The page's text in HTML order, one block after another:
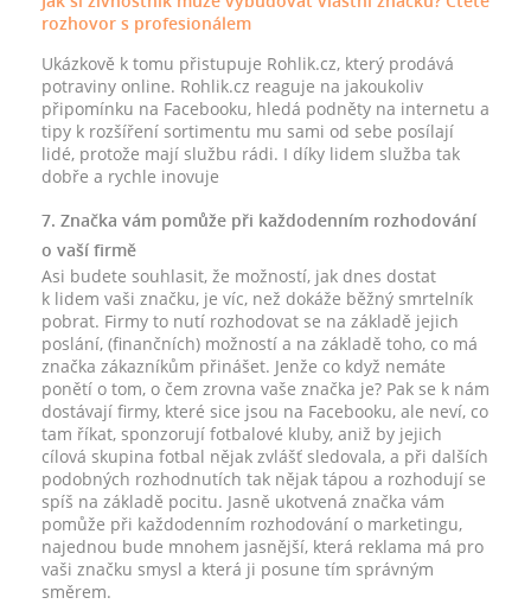
rozhovor s profesionálem
Ukázkově k tomu přistupuje Rohlik.cz, který prodává
potraviny online. Rohlik.cz reaguje na jakoukoliv
připomínku na Facebooku, hledá podněty na internetu a
tipy k rozšíření sortimentu mu sami od sebe posílají
lidé, protože mají službu rádi. I díky lidem služba tak
dobře a rychle inovuje
7. Značka vám pomůže při každodenním rozhodování
o vaší firmě
Asi budete souhlasit, že možností, jak dnes dostat
k lidem vaši značku, je víc, než dokáže běžný smrtelník
pobrat. Firmy to nutí rozhodovat se na základě jejich
poslání, (finančních) možností a na základě toho, co má
značka zákazníkům přinášet. Jenže co když nemáte
ponětí o tom, o čem zrovna vaše značka je? Pak se k nám
dostávají firmy, které sice jsou na Facebooku, ale neví, co
tam říkat, sponzorují fotbalové kluby, aniž by jejich
cílová skupina fotbal nějak zvlášť sledovala, a při dalších
podobných rozhodnutích tak nějak tápou a rozhodují se
spíš na základě pocitu. Jasně ukotvená značka vám
pomůže při každodenním rozhodování o marketingu,
najednou bude mnohem jasnější, která reklama má pro
vaši značku smysl a která ji posune tím správným
směrem.